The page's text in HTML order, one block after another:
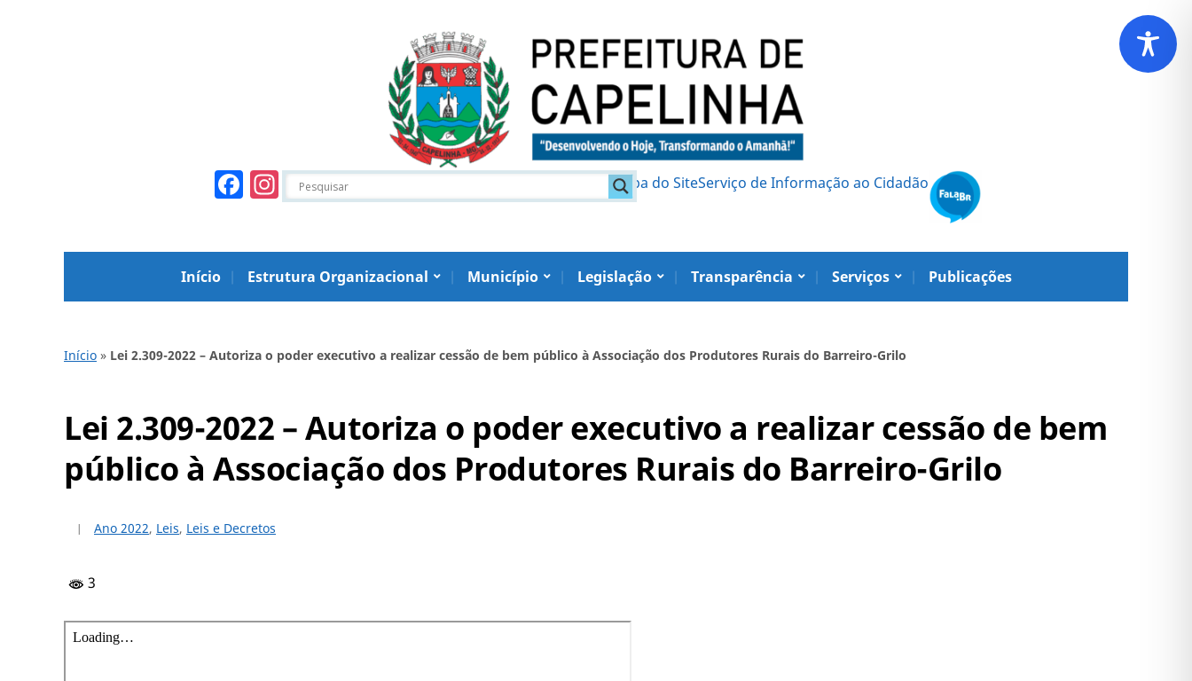
Facebook
Instagram Mapa do SiteServiço de Informação ao Cidadão
Início Estrutura Organizacional Município Legislação Transparência Serviços Publicações
Início » Lei 2.309-2022 – Autoriza o poder executivo a realizar cessão de bem público à Associação dos Produtores Rurais do Barreiro-Grilo
Lei 2.309-2022 – Autoriza o poder executivo a realizar cessão de bem
público à Associação dos Produtores Rurais do Barreiro-Grilo
Ano 2022, Leis, Leis e Decretos
3